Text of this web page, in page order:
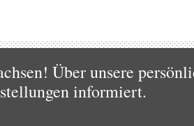
Über unsere
informiert.